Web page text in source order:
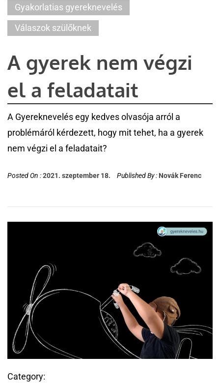
Gyakorlatias gyereknevelés
Válaszok szülőknek
A gyerek nem végzi
el a feladatait
A Gyereknevelés egy kedves olvasója arról a
problémáról kérdezett, hogy mit tehet, ha a gyerek
nem végzi el a feladatait?
Posted On :2021. szeptember 18. Published By : Novák Ferenc
Category: